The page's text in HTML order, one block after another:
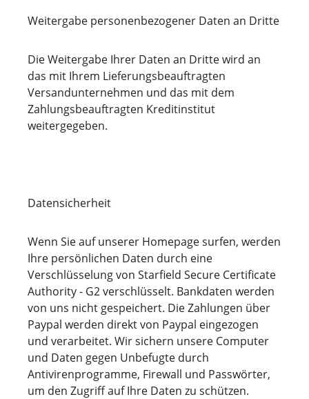
Weitergabe personenbezogener Daten an Dritte
Die Weitergabe Ihrer Daten an Dritte wird an
das mit Ihrem Lieferungsbeauftragten
Versandunternehmen und das mit dem
Zahlungsbeauftragten Kreditinstitut
weitergegeben.
Datensicherheit
Wenn Sie auf unserer Homepage surfen, werden
Ihre persönlichen Daten durch eine
Verschlüsselung von Starfield Secure Certificate
Authority - G2 verschlüsselt. Bankdaten werden
von uns nicht gespeichert. Die Zahlungen über
Paypal werden direkt von Paypal eingezogen
und verarbeitet. Wir sichern unsere Computer
und Daten gegen Unbefugte durch
Antivirenprogramme, Firewall und Passwörter,
um den Zugriff auf Ihre Daten zu schützen.